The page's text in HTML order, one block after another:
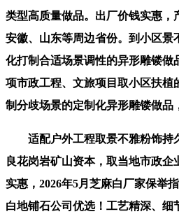
类型高质量做品。出厂价钱实惠，
安徽、山东等周边省份。到小区景
化打制合适场景调性的异形雕镂做
项市政工程、文旅项目取小区扶植
制分歧场景的定制化异形雕镂做品
适配户外工程取景不雅粉饰持
良花岗岩矿山资本，取当地市政
实惠，2026年5月芝麻白厂家保举
白地铺石公司优选！工艺精深、细